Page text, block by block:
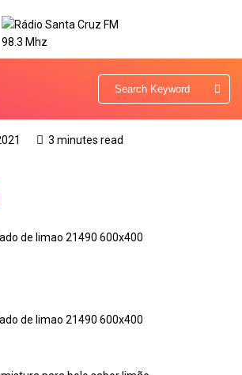
3 minutes read